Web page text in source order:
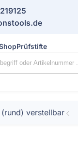
Prüfstifte
verstellbar